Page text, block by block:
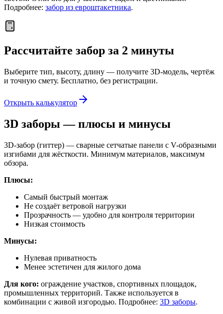
Подробнее: забор из евроштакетника.
Рассчитайте забор за 2 минуты
Выберите тип, высоту, длину — получите 3D-модель, чертёж
и точную смету. Бесплатно, без регистрации.
Открыть калькулятор
3D заборы — плюсы и минусы
3D-забор (гиттер) — сварные сетчатые панели с V-образными
изгибами для жёсткости. Минимум материалов, максимум
обзора.
Плюсы:
Самый быстрый монтаж
Не создаёт ветровой нагрузки
Прозрачность — удобно для контроля территории
Низкая стоимость
Минусы:
Нулевая приватность
Менее эстетичен для жилого дома
Для кого: ограждение участков, спортивных площадок,
промышленных территорий. Также используется в
комбинации с живой изгородью. Подробнее: 3D заборы.